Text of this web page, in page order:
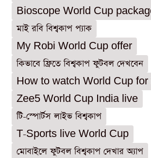
Bioscope World Cup
মাই রবি বিশ্বকাপ প্যাক
My Robi World Cup offer
কিভাবে ফ্রিতে বিশ্বকাপ ফুটবল দেখবেন
How to watch World Cup for
Zee5 World Cup India live
টি-স্পোর্টস লাইভ বিশ্বকাপ
T-Sports live World Cup
মোবাইলে ফুটবল বিশ্বকাপ দেখার অ্যাপ